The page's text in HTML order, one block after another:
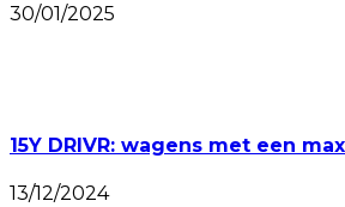
30/01/2025
15Y DRIVR: wagens met een
13/12/2024